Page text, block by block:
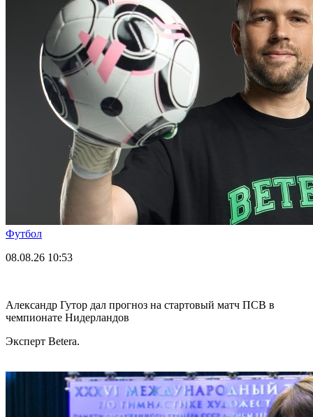
Футбол
08.08.26 10:53
Александр Гутор дал прогноз на стартовый матч ПСВ в
чемпионате Нидерландов
Эксперт Betera.